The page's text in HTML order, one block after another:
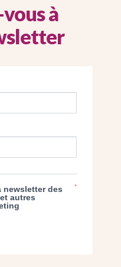
VILLE
à
newsletter des
autres
*